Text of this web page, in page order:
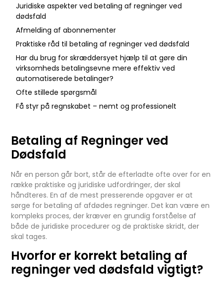
Juridiske aspekter ved betaling af regninger ved
dødsfald
Afmelding af abonnementer
Praktiske råd til betaling af regninger ved dødsfald
Har du brug for skræddersyet hjælp til at gøre din
virksomheds betalingsevne mere effektiv ved
automatiserede betalinger?
Ofte stillede spørgsmål
Få styr på regnskabet – nemt og professionelt
Betaling af Regninger ved
Dødsfald
Når en person går bort, står de efterladte ofte over for en
række praktiske og juridiske udfordringer, der skal
håndteres. En af de mest presserende opgaver er at
sørge for betaling af afdødes regninger. Det kan være en
kompleks proces, der kræver en grundig forståelse af
både de juridiske procedurer og de praktiske skridt, der
skal tages.
Hvorfor er korrekt betaling af
regninger ved dødsfald vigtigt?